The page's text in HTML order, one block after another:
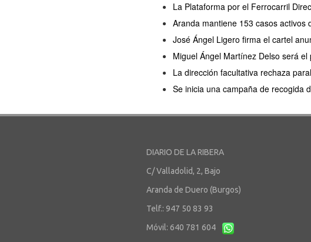
La Plataforma por el Ferrocarril
Aranda mantiene 153 casos activos
José Ángel Ligero firma el cartel
Miguel Ángel Martínez Delso será
La dirección facultativa rechaza
Se inicia una campaña de recogida
DIARIO DE LA RIBERA
C/ Valladolid, 2, Bajo
Aranda de Duero (Burgos)
Telf.: 947 50 83 93
Móvil: 640 781 604